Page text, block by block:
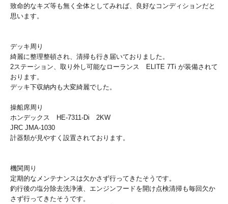
致命的なキズ等も無く全体としてみれば、良好なコンディションだと
思います。
デッキ周り
綺麗に整理整頓され、清掃も行き届いておりました。
2ステーション、取り外し可能なローランス ELITE 7Ti が装備されて
おります。
デッキ下収納内も大変綺麗でした。
操船席周り
ホンデックス HE-7311-Di 2KW
JRC JMA-1030
計器類が見やすく設置されております。
機関周り
定期的なメンテナンスは欠かさず行ってきたそうです。
釣行後の塩分除去洗浄液、エンジンフードを開け点検清掃も毎回欠か
さず行ってきたそうです。